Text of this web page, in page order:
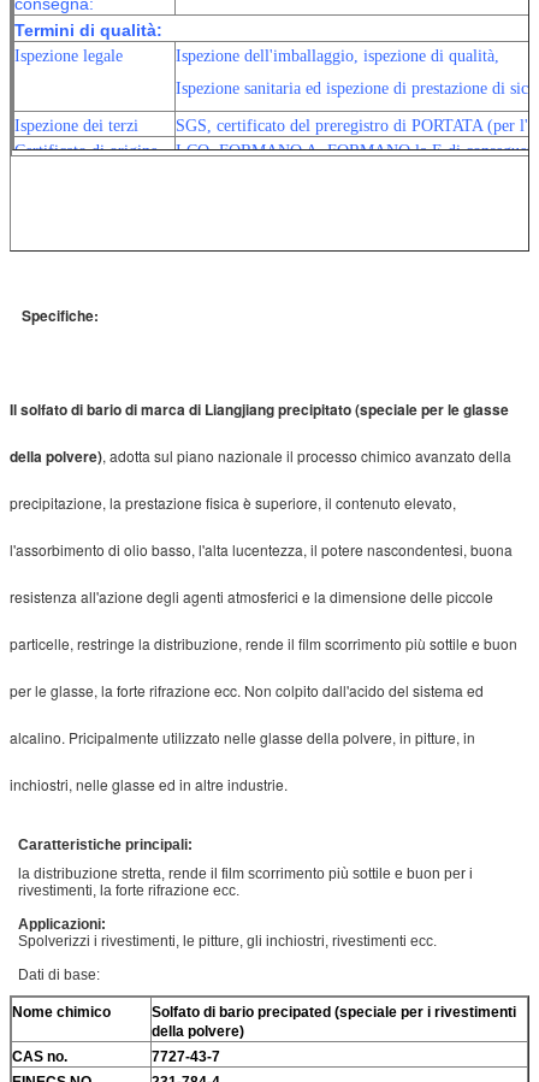
Termini di qualità:
Ispezione legale
Ispezione dell'imballaggio, ispezione di qualità,
Ispezione sanitaria ed ispezione di prestazione di
Ispezione dei terzi
SGS, certificato del preregistro di PORTATA (per
Certificato di origine
I CO, FORMANO A, FORMANO la E di
Specifiche:
Il solfato di bario di marca di Liangjiang precipitato (speciale per le glasse
della polvere), adotta sul piano nazionale il processo chimico avanzato della
precipitazione, la prestazione fisica è superiore, il contenuto elevato,
l'assorbimento di olio basso, l'alta lucentezza, il potere nascondentesi, buona
resistenza all'azione degli agenti atmosferici e la dimensione delle piccole
particelle, restringe la distribuzione, rende il film scorrimento più sottile e buon
per le glasse, la forte rifrazione ecc. Non colpito dall'acido del sistema ed
alcalino. Pricipalmente utilizzato nelle glasse della polvere, in pitture, in
inchiostri, nelle glasse ed in altre industrie.
Caratteristiche principali:
la distribuzione stretta, rende il film scorrimento più sottile e buon per i
rivestimenti, la forte rifrazione ecc.
Applicazioni:
Spolverizzi i rivestimenti, le pitture, gli inchiostri, rivestimenti ecc.
Dati di base:
Nome chimico
Solfato di bario precipated (speciale per i rivestimenti
della polvere)
CAS no.
7727-43-7